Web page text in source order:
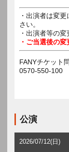
・出演者は変
さい。
・出演者等の
・ご当選後の
FANYチケット
0570-550-100
公演
2026/07/12(日)